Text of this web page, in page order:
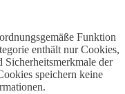
Funktion
enthält nur Cookies,
der
speichern keine